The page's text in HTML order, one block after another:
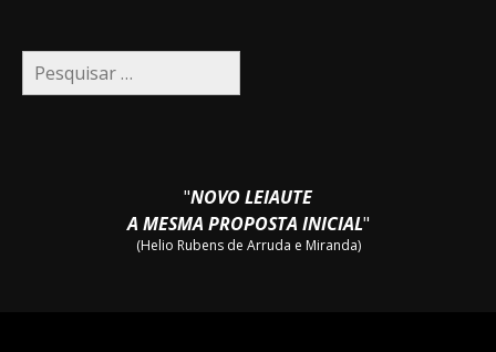
Pesquisar
por:
"NOVO LEIAUTE
A MESMA PROPOSTA INICIAL"
(Helio Rubens de Arruda e Miranda)